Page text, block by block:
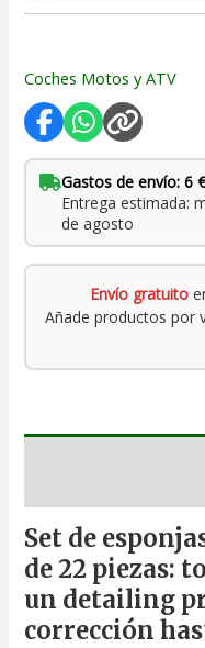
Coches Motos y ATV
Gastos de envío: 6
Entrega estimada:
de agosto
Envío gratuito
Añade productos por
Set de
de 22 piezas:
un detailing
corrección